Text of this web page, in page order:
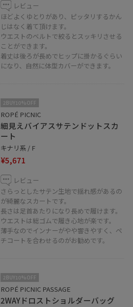
レビュー
ほどよくゆとりがあり、ピッタリするかん
じはなく着て頂けます。
ウエストのベルトで絞るとスッキリさせる
ことができます。
着丈は後ろが長めでヒップに掛かるぐらい
になり、自然に体型カバーができます。
2BUY10%OFF
ROPÉ PICNIC
細見えバイアスサテンドットスカ
ート
キナリ系 / F
¥5,671
レビュー
さらっとしたサテン生地で揺れ感があるの
が綺麗なスカートです。
長さは足首あたりになり長めで履けます。
ウエストは総ゴムで履き心地が楽です。
薄手なのでインナーがやや響きやすく、ペ
チコートを合わせるのがお勧めです。
2BUY10%OFF
ROPÉ PICNIC PASSAGE
2WAYドロストショルダーバッグ